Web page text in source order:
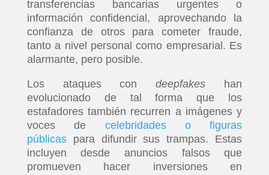
transferencias bancarias urgentes o
información confidencial, aprovechando la
confianza de otros para cometer fraude,
tanto a nivel personal como empresarial. Es
alarmante, pero posible.
Los ataques condeepfakes han
evolucionado de tal forma que los
estafadores también recurren a imágenes y
voces de celebridades o figuras
públicaspara difundir sus trampas. Estas
incluyen desde anuncios falsos que
promueven hacer inversiones en